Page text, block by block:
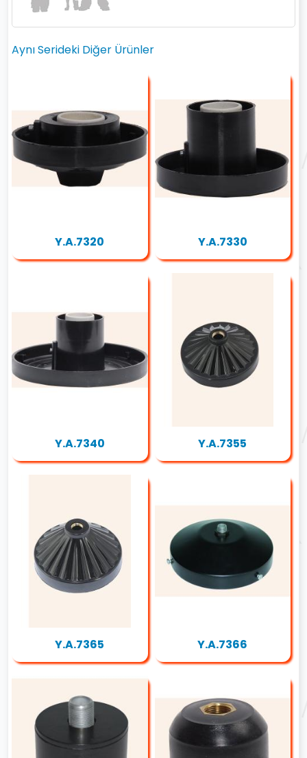
Aynı Serideki Diğer Ürünler
Y.A.7320 Y.A.7330
Y.A.7340 Y.A.7355
Y.A.7365 Y.A.7366